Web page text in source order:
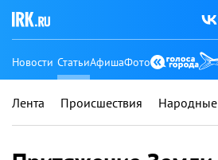
Новости СтатьиАфишаФото
Лента Происшествия Народные